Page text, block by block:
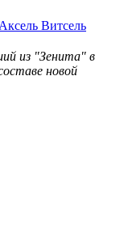
Аксель Витсель
из "Зенита" в
новой